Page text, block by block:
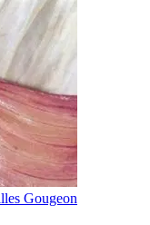
Gougeon